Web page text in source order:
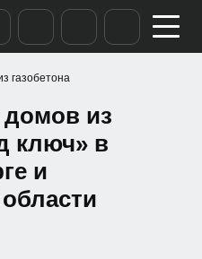
газобетона
домов из
ключ» в
и